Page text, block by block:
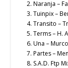
Naranja –
Tuinpix –
Transito –
Terms – H.
Una –
Partes –
S.A.D. Ftp